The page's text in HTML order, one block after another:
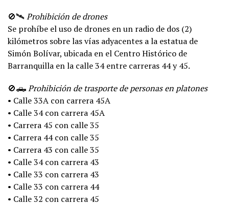
🚫🛰️ Prohibición de drones
Se prohíbe el uso de drones en un radio de dos (2)
kilómetros sobre las vías adyacentes a la estatua de
Simón Bolívar, ubicada en el Centro Histórico de
Barranquilla en la calle 34 entre carreras 44 y 45.
🚫🛻Prohibición de trasporte de personas en platones
• Calle 33A con carrera 45A
• Calle 34 con carrera 45A
• Carrera 45 con calle 35
• Carrera 44 con calle 35
• Carrera 43 con calle 35
• Calle 34 con carrera 43
• Calle 33 con carrera 43
• Calle 33 con carrera 44
• Calle 32 con carrera 45